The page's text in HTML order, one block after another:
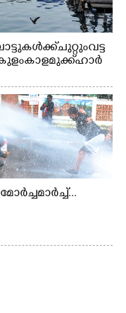
ചുറ്റും വട്ട
കാളമുക്ക് ഹാർ